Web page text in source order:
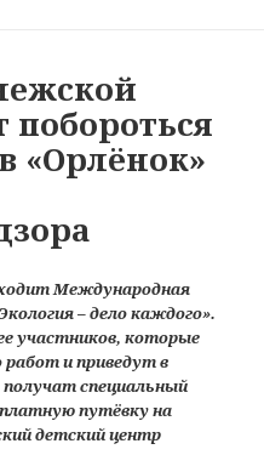
побороться
«Орлёнок»
Международная
– дело каждого».
участников, которые
и приведут в
получат специальный
путёвку на
детский центр